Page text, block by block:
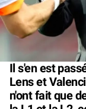
Il s'en est
Lens et
n'ont fait que